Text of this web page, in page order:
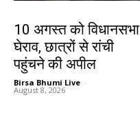
10 अगस्त को विधानसभा
घेराव, छात्रों से रांची
पहुंचने की अपील
Birsa Bhumi Live -
August 8, 2026